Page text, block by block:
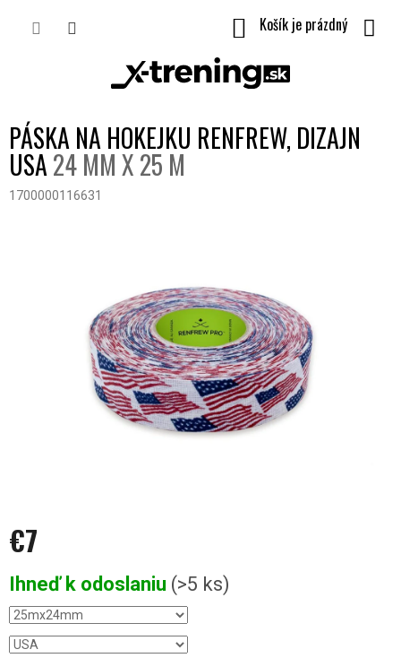
NÁKUPNÝ
PÁSKA NA HOKEJKU RENFREW, DIZAJN
USA24 MM X 25 M
1700000116631
€7
Jednotková
cena:
Ihneď k odoslaniu (>5 ks)